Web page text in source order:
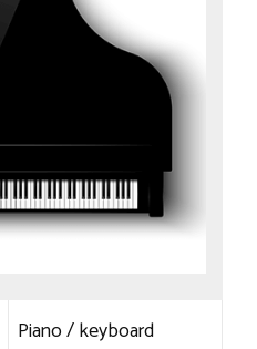
Piano / keyboard